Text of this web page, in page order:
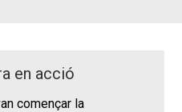
en acció
començar la